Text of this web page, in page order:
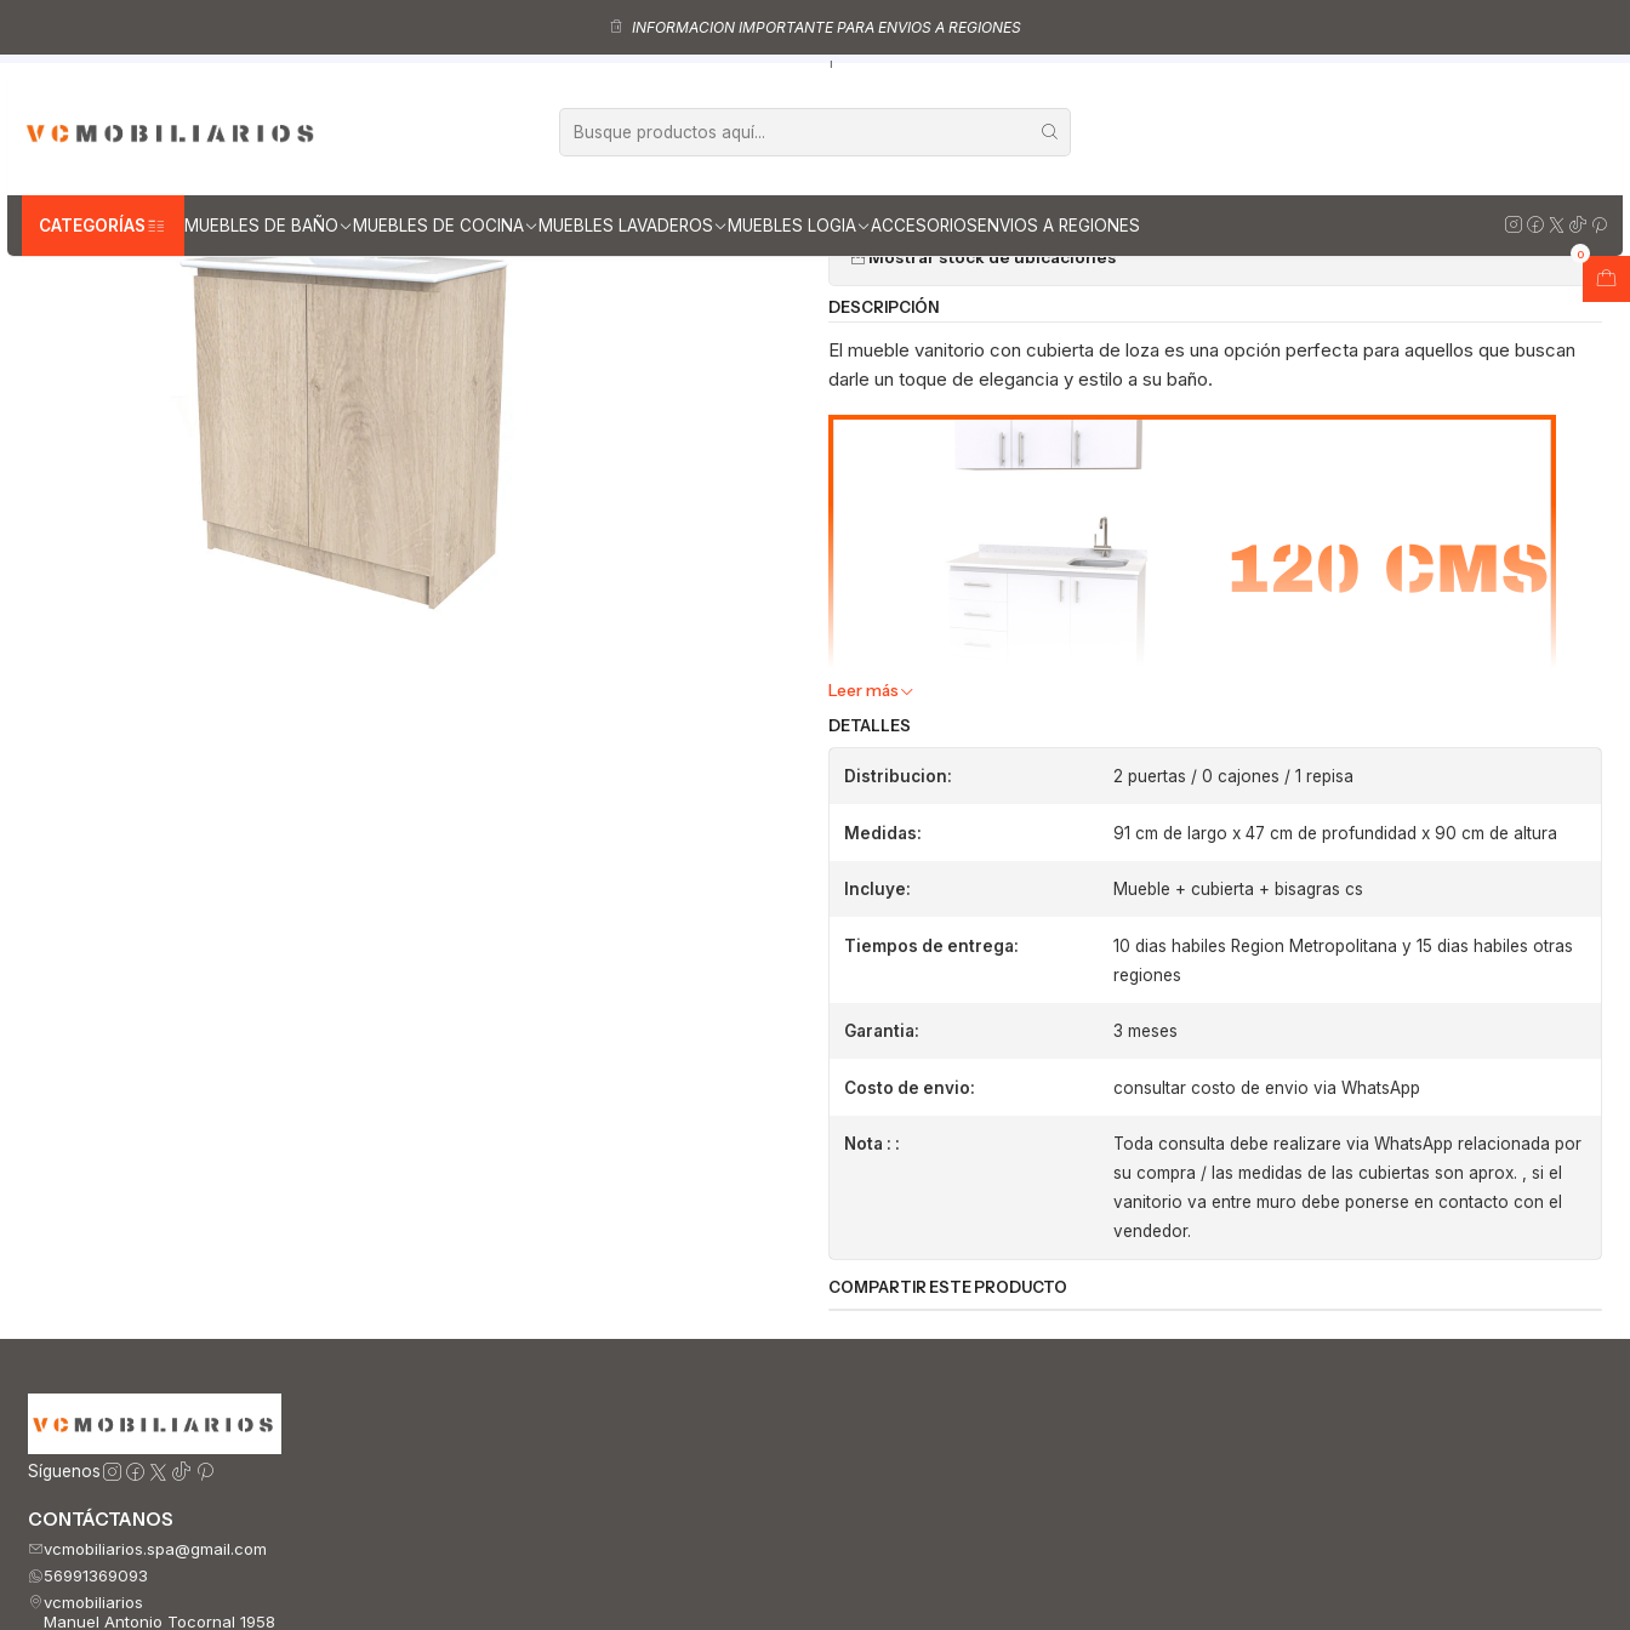
CATEGORÍAS MUEBLES DE BAÑO MUEBLES DE COCINA MUEBLES LAVADEROS MUEBLES LOGIA ACCESORIOSENVIOS A REGIONES
0
INFORMACION IMPORTANTE PARA ENVIOS A REGIONES
Muebles vanitorios al piso Muebles vanitorios al piso simple de loza
Muebles vanitorios al piso simple de loza / 90 cm
Mueble vanitorio al piso de 90 cm con cubierta de loza M0-901 / Jerez
|
cubierta de loza M0-901 / Jerez
Cantidad
Mostrar stock de ubicaciones
DESCRIPCIÓN
El mueble vanitorio con cubierta de loza es una opción perfecta para aquellos que buscan
darle un toque de elegancia y estilo a su baño.
Leer más
DETALLES
Distribucion: 2 puertas / 0 cajones / 1 repisa
Medidas: 91 cm de largo x 47 cm de profundidad x 90 cm de altura
Incluye: Mueble + cubierta + bisagras cs
Tiempos de entrega:
10 dias habiles Region Metropolitana y 15 dias habiles otras
regiones
Garantia: 3 meses
Costo de envio: consultar costo de envio via WhatsApp
Nota : :
Toda consulta debe realizare via WhatsApp relacionada por
su compra / las medidas de las cubiertas son aprox. , si el
vanitorio va entre muro debe ponerse en contacto con el
vendedor.
COMPARTIR ESTE PRODUCTO
Síguenos
CONTÁCTANOS
vcmobiliarios.spa@gmail.com
56991369093
vcmobiliarios
Manuel Antonio Tocornal 1958